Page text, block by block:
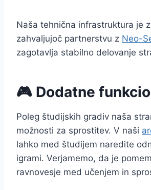
Naša tehnična infrastruktura je
zahvaljujoč partnerstvu z Neo-
zagotavlja stabilno delovanje
🎮 Dodatne
Poleg študijskih gradiv naša
možnosti za sprostitev. V naši
lahko med študijem naredite
igrami. Verjamemo, da je
ravnovesje med učenjem in